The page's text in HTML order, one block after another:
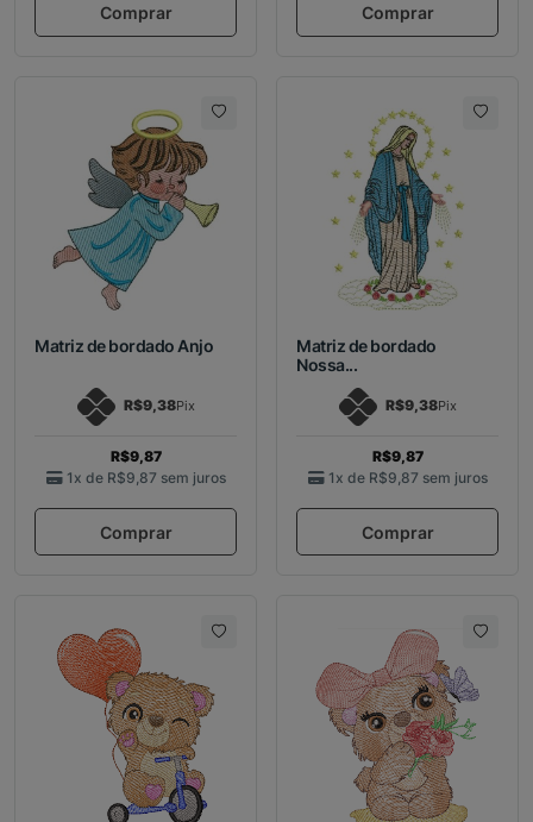
Comprar Comprar
Matriz de bordado Anjo
R$9,38Pix
R$9,87
1x de R$9,87 sem juros
Comprar
Matriz de bordado
Nossa...
R$9,38Pix
R$9,87
1x de R$9,87 sem juros
Comprar